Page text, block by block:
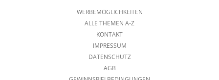
WERBEMÖGLICHKEITEN
ALLE THEMEN A-Z
KONTAKT
IMPRESSUM
DATENSCHUTZ
AGB